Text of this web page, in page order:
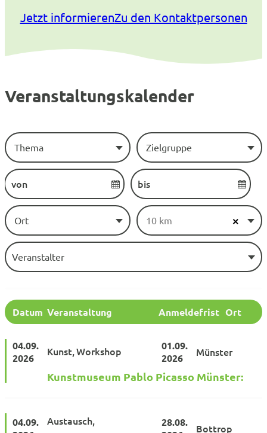
Jetzt informierenZu den Kontaktpersonen
Veranstaltungskalender
Thema Zielgruppe
Veranstalter
Ort ×
10 km
Datum Veranstaltung Anmeldefrist Ort
04.09.
2026
Kunst Workshop
Kunstmuseum Pablo Picasso Münster:
01.09.
2026
Münster
04.09.
Austausch
28.08.
Bottrop